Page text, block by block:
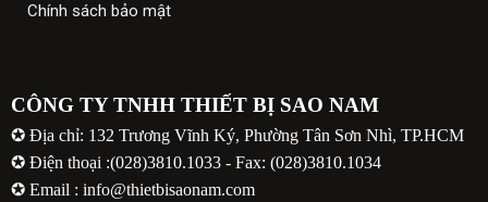
Chính sách bảo mật
CÔNG TY TNHH THIẾT BỊ SAO NAM
✪ Địa chỉ: 132 Trương Vĩnh Ký, Phường Tân Sơn Nhì, TP.HCM
✪ Điện thoại :(028)3810.1033 - Fax: (028)3810.1034
✪ Email : info@thietbisaonam.com